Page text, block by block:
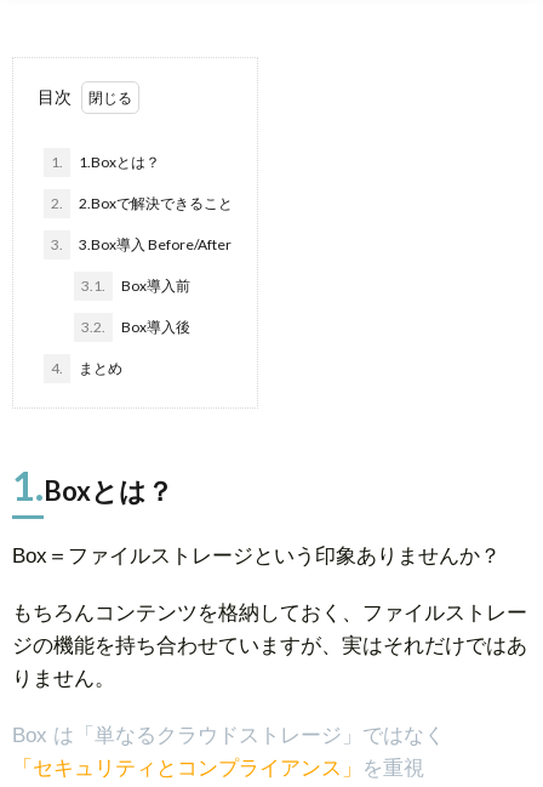
目次
1. 1.Boxとは？
2. 2.Boxで解決できること
3. 3.Box導入 Before/After
3.1. Box導入前
3.2. Box導入後
4. まとめ
1.Boxとは？
Box＝ファイルストレージという印象ありませんか？
もちろんコンテンツを格納しておく、ファイルストレー
ジの機能を持ち合わせていますが、実はそれだけではあ
りません。
Box は「単なるクラウドストレージ」ではなく
「セキュリティとコンプライアンス」
を重視